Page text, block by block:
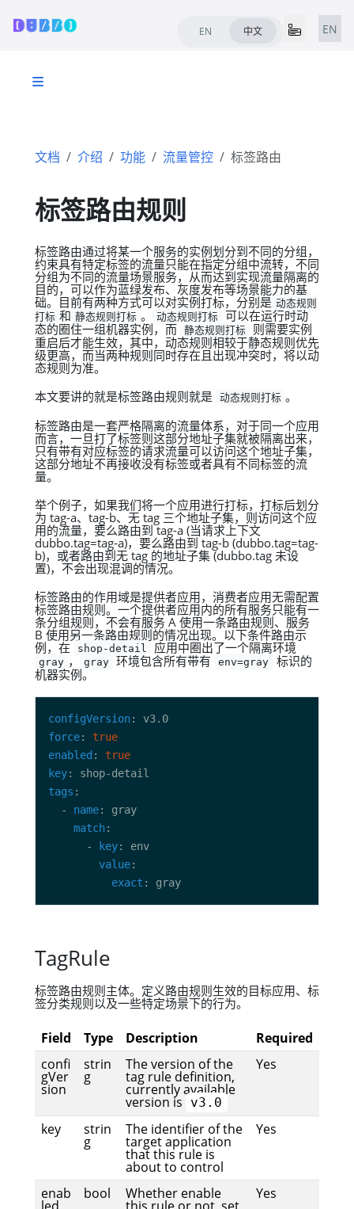
EN 中文 EN
文档 介绍 功能 流量管控 标签路由
标签路由规则
标签路由通过将某一个服务的实例划分到不同的分组，
约束具有特定标签的流量只能在指定分组中流转，不同
分组为不同的流量场景服务，从而达到实现流量隔离的
目的，可以作为蓝绿发布、灰度发布等场景能力的基
础。目前有两种方式可以对实例打标，分别是 动态规则
打标 和 静态规则打标 。 动态规则打标 可以在运行时动
态的圈住一组机器实例，而
静态规则打标
则需要实例
重启后才能生效，其中，动态规则相较于静态规则优先
级更高，而当两种规则同时存在且出现冲突时，将以动
态规则为准。
本文要讲的就是标签路由规则就是
动态规则打标 。
标签路由是一套严格隔离的流量体系，对于同一个应用
而言，一旦打了标签则这部分地址子集就被隔离出来，
只有带有对应标签的请求流量可以访问这个地址子集，
这部分地址不再接收没有标签或者具有不同标签的流
量。
举个例子，如果我们将一个应用进行打标，打标后划分
为 tag-a、tag-b、无 tag 三个地址子集，则访问这个应
用的流量，要么路由到 tag-a (当请求上下文
dubbo.tag=tag-a)，要么路由到 tag-b (dubbo.tag=tag-
b)，或者路由到无 tag 的地址子集 (dubbo.tag 未设
置)，不会出现混调的情况。
标签路由的作用域是提供者应用，消费者应用无需配置
标签路由规则。一个提供者应用内的所有服务只能有一
条分组规则，不会有服务 A 使用一条路由规则、服务
B 使用另一条路由规则的情况出现。以下条件路由示
例，在
shop-detail 应用中圈出了一个隔离环境
gray ， gray 环境包含所有带有 env=gray
标识的
机器实例。
configVersion
force: true
enabled : true
key
tags
  -
name
match
      -
key
value
exact
TagRule
标签路由规则主体。定义路由规则生效的目标应用、标
签分类规则以及一些特定场景下的行为。
Field Type Description
Required
confi
gVer
sion
strin
g
The version of the
tag rule definition,
currently available
version is v3.0
Yes
key strin
g
The identifier of the
target application
that this rule is
about to control
Yes
enab bool Whether enable Yes